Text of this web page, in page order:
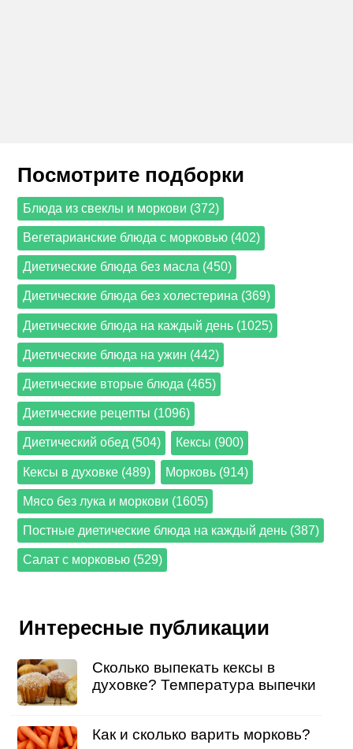
Посмотрите подборки
Блюда из свеклы и моркови (372)
Вегетарианские блюда с морковью (402)
Диетические блюда без масла (450)
Диетические блюда без холестерина (369)
Диетические блюда на каждый день (1025)
Диетические блюда на ужин (442)
Диетические вторые блюда (465)
Диетические рецепты (1096)
Диетический обед (504) Кексы (900)
Кексы в духовке (489) Морковь (914)
Мясо без лука и моркови (1605)
Постные диетические блюда на каждый день (387)
Салат с морковью (529)
Интересные публикации
Сколько выпекать кексы в
духовке? Температура выпечки
Как и сколько варить морковь?